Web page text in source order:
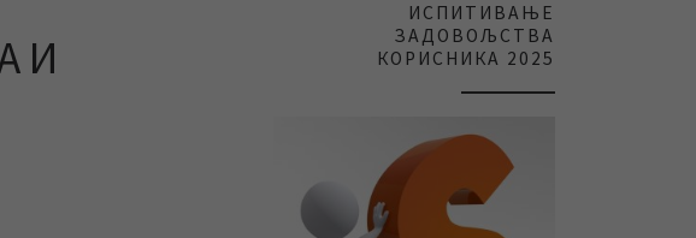
И
ИСПИТИВАЊЕ
ЗАДОВОЉСТВА
КОРИСНИКА 2025